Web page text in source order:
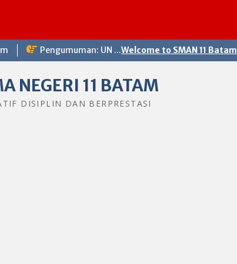
Pengumuman: UN ...Welcome to SMAN 11 Batam
NEGERI 11 BATAM
DISIPLIN DAN BERPRESTASI